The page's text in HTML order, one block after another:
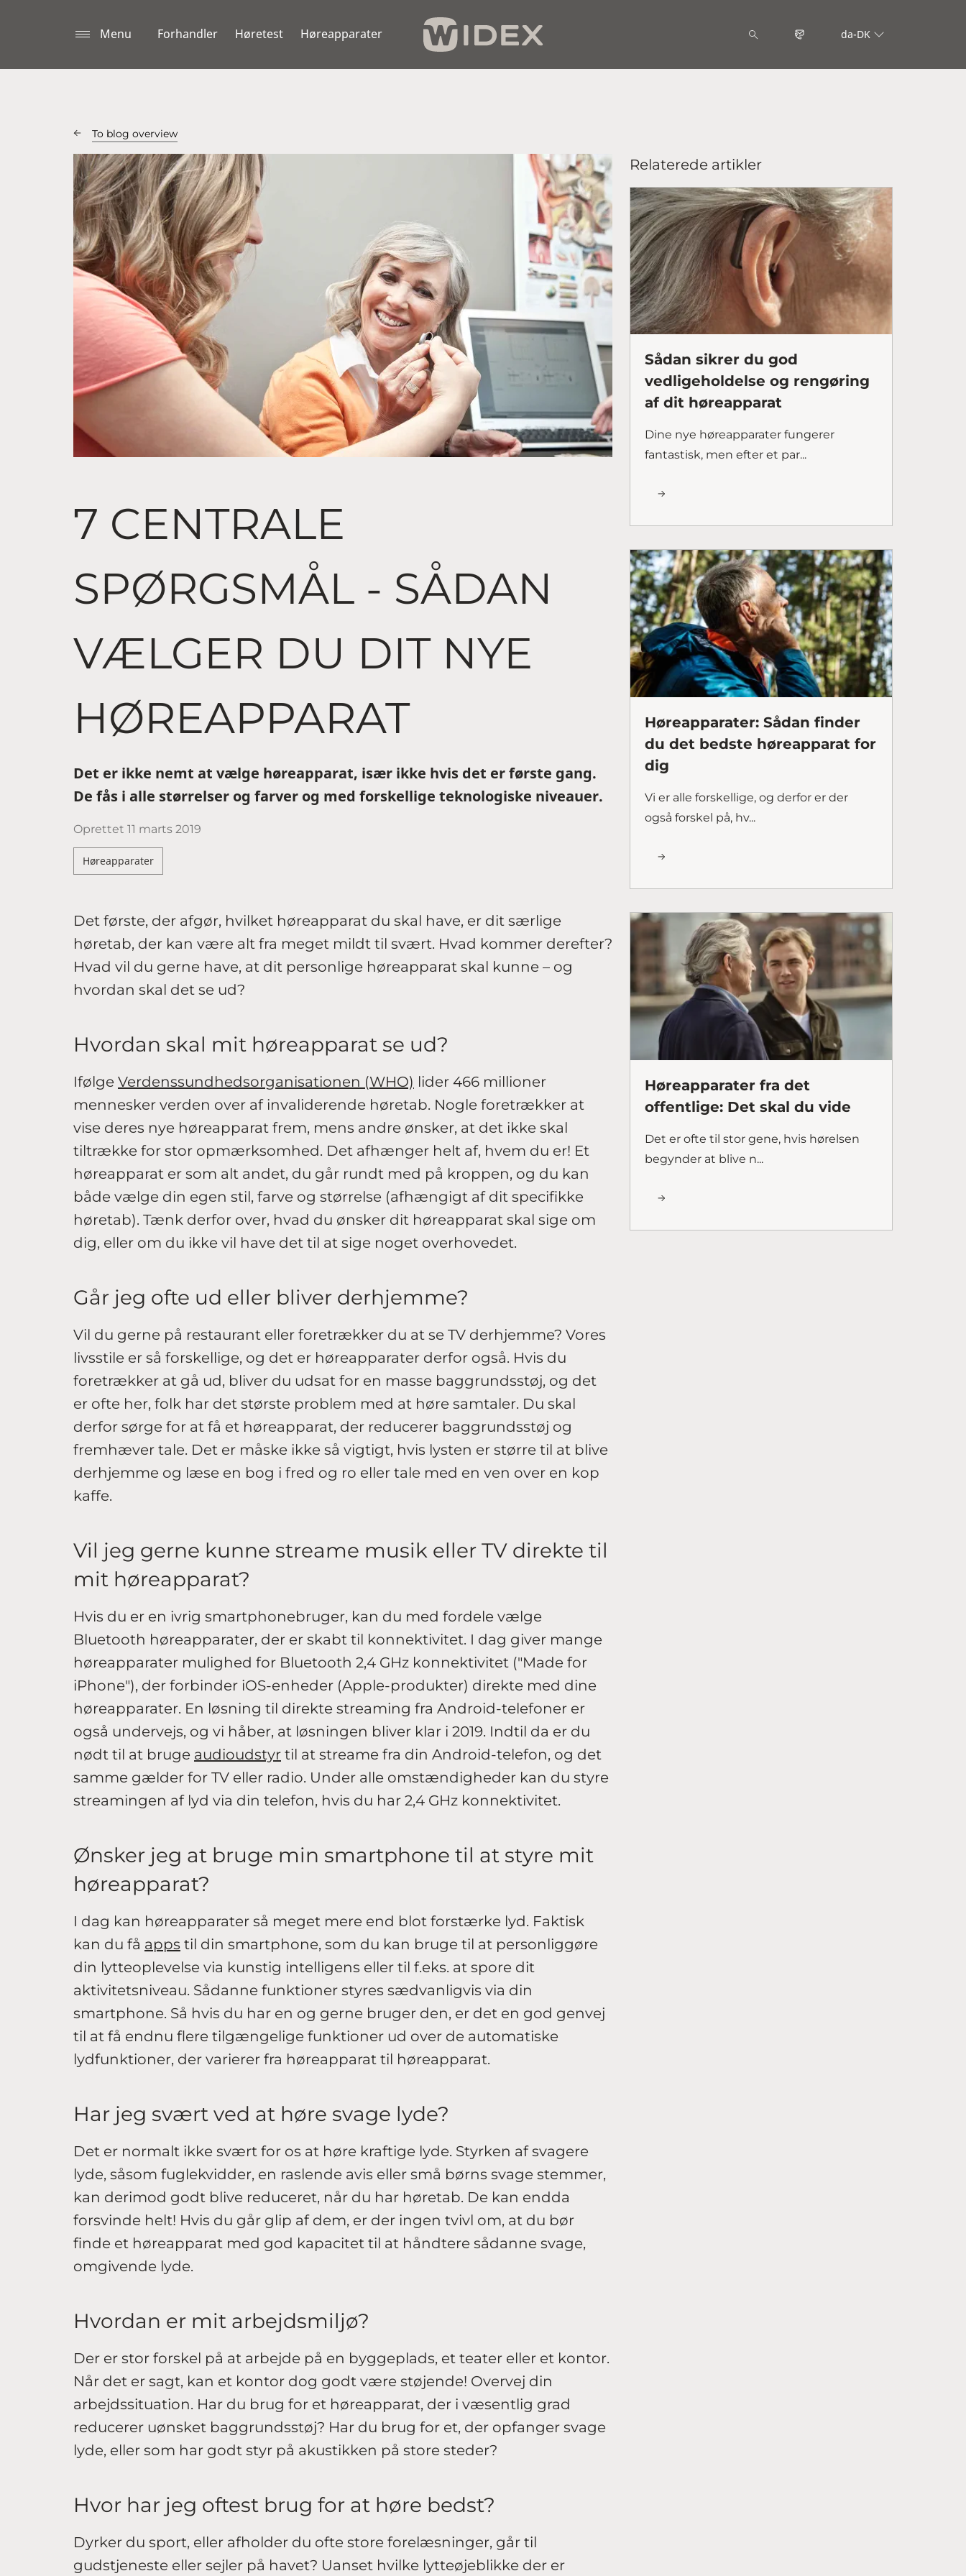
Menu Forhandler Høretest Høreapparater da-DK
To blog overview
7 CENTRALE
SPØRGSMÅL - SÅDAN
VÆLGER DU DIT NYE
HØREAPPARAT
Det er ikke nemt at vælge høreapparat, især ikke hvis det er første gang.
De fås i alle størrelser og farver og med forskellige teknologiske niveauer.
Oprettet 11 marts 2019
Høreapparater
Det første, der afgør, hvilket høreapparat du skal have, er dit særlige
høretab, der kan være alt fra meget mildt til svært. Hvad kommer derefter?
Hvad vil du gerne have, at dit personlige høreapparat skal kunne – og
hvordan skal det se ud?
Hvordan skal mit høreapparat se ud?
Ifølge Verdenssundhedsorganisationen (WHO) lider 466 millioner
mennesker verden over af invaliderende høretab. Nogle foretrækker at
vise deres nye høreapparat frem, mens andre ønsker, at det ikke skal
tiltrække for stor opmærksomhed. Det afhænger helt af, hvem du er! Et
høreapparat er som alt andet, du går rundt med på kroppen, og du kan
både vælge din egen stil, farve og størrelse (afhængigt af dit specifikke
høretab). Tænk derfor over, hvad du ønsker dit høreapparat skal sige om
dig, eller om du ikke vil have det til at sige noget overhovedet.
Går jeg ofte ud eller bliver derhjemme?
Vil du gerne på restaurant eller foretrækker du at se TV derhjemme? Vores
livsstile er så forskellige, og det er høreapparater derfor også. Hvis du
foretrækker at gå ud, bliver du udsat for en masse baggrundsstøj, og det
er ofte her, folk har det største problem med at høre samtaler. Du skal
derfor sørge for at få et høreapparat, der reducerer baggrundsstøj og
fremhæver tale. Det er måske ikke så vigtigt, hvis lysten er større til at blive
derhjemme og læse en bog i fred og ro eller tale med en ven over en kop
kaffe.
Vil jeg gerne kunne streame musik eller TV direkte til
mit høreapparat?
Hvis du er en ivrig smartphonebruger, kan du med fordele vælge
Bluetooth høreapparater, der er skabt til konnektivitet. I dag giver mange
høreapparater mulighed for Bluetooth 2,4 GHz konnektivitet ("Made for
iPhone"), der forbinder iOS-enheder (Apple-produkter) direkte med dine
høreapparater. En løsning til direkte streaming fra Android-telefoner er
også undervejs, og vi håber, at løsningen bliver klar i 2019. Indtil da er du
nødt til at bruge audioudstyr til at streame fra din Android-telefon, og det
samme gælder for TV eller radio. Under alle omstændigheder kan du styre
streamingen af lyd via din telefon, hvis du har 2,4 GHz konnektivitet.
Ønsker jeg at bruge min smartphone til at styre mit
høreapparat?
I dag kan høreapparater så meget mere end blot forstærke lyd. Faktisk
kan du få apps til din smartphone, som du kan bruge til at personliggøre
din lytteoplevelse via kunstig intelligens eller til f.eks. at spore dit
aktivitetsniveau. Sådanne funktioner styres sædvanligvis via din
smartphone. Så hvis du har en og gerne bruger den, er det en god genvej
til at få endnu flere tilgængelige funktioner ud over de automatiske
lydfunktioner, der varierer fra høreapparat til høreapparat.
Har jeg svært ved at høre svage lyde?
Det er normalt ikke svært for os at høre kraftige lyde. Styrken af svagere
lyde, såsom fuglekvidder, en raslende avis eller små børns svage stemmer,
kan derimod godt blive reduceret, når du har høretab. De kan endda
forsvinde helt! Hvis du går glip af dem, er der ingen tvivl om, at du bør
finde et høreapparat med god kapacitet til at håndtere sådanne svage,
omgivende lyde.
Hvordan er mit arbejdsmiljø?
Der er stor forskel på at arbejde på en byggeplads, et teater eller et kontor.
Når det er sagt, kan et kontor dog godt være støjende! Overvej din
arbejdssituation. Har du brug for et høreapparat, der i væsentlig grad
reducerer uønsket baggrundsstøj? Har du brug for et, der opfanger svage
lyde, eller som har godt styr på akustikken på store steder?
Hvor har jeg oftest brug for at høre bedst?
Dyrker du sport, eller afholder du ofte store forelæsninger, går til
gudstjeneste eller sejler på havet? Uanset hvilke lytteøjeblikke der er
Relaterede artikler
Sådan sikrer du god
vedligeholdelse og rengøring
af dit høreapparat
Dine nye høreapparater fungerer
fantastisk, men efter et par...
Høreapparater: Sådan finder
du det bedste høreapparat for
dig
Vi er alle forskellige, og derfor er der
også forskel på, hv...
Høreapparater fra det
offentlige: Det skal du vide
Det er ofte til stor gene, hvis hørelsen
begynder at blive n...